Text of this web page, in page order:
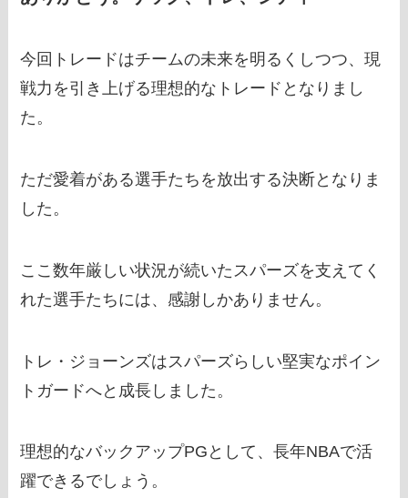
今回トレードはチームの未来を明るくしつつ、現
戦力を引き上げる理想的なトレードとなりまし
た。
ただ愛着がある選手たちを放出する決断となりま
した。
ここ数年厳しい状況が続いたスパーズを支えてく
れた選手たちには、感謝しかありません。
トレ・ジョーンズはスパーズらしい堅実なポイン
トガードへと成長しました。
理想的なバックアップPGとして、長年NBAで活
躍できるでしょう。